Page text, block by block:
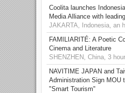
Coolita launches
Media Alliance with
JAKARTA, Indonesia, an
FAMILIARITÉ: A Poetic
Cinema and Literature
SHENZHEN, China, 3
NAVITIME JAPAN and
Administration Sign MOU
"Smart Tourism"